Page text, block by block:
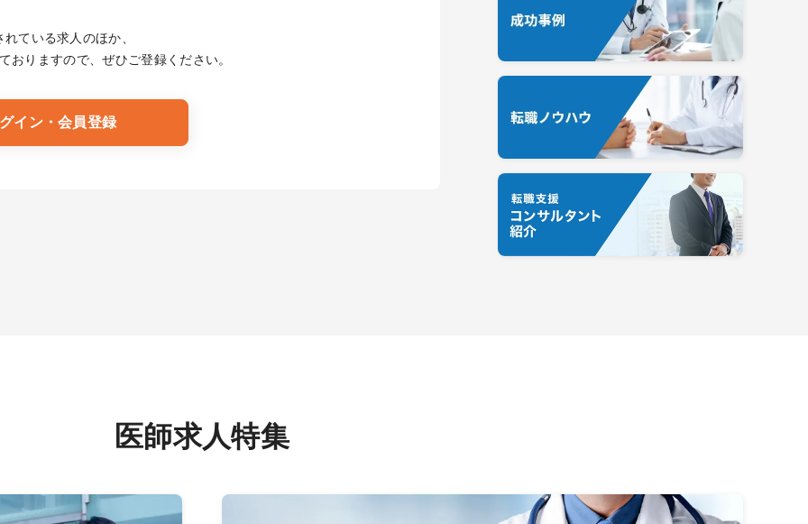
れている求人のほか、
おりますので、ぜひご登録ください。
イン・会員登録
医師求人特集